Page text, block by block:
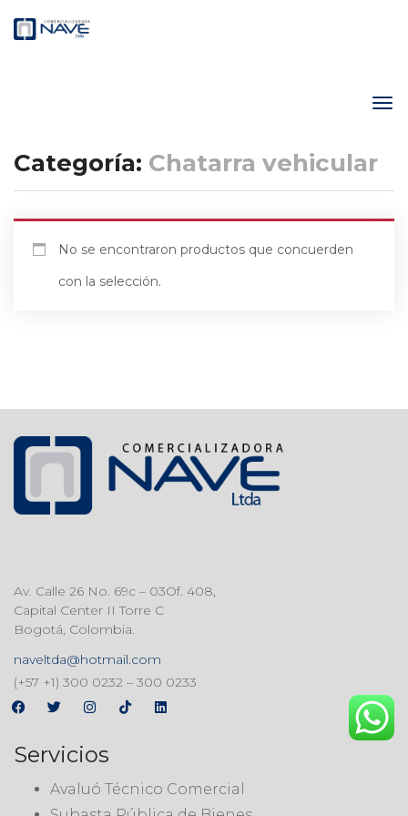
Categoría: Chatarra vehicular
No se encontraron productos que concuerden
con la selección.
Av. Calle 26 No. 69c – 03Of. 408,
Capital Center II Torre C
Bogotá, Colombia.
naveltda@hotmail.com
(+57 +1) 300 0232 – 300 0233
Servicios
Avaluó Técnico Comercial